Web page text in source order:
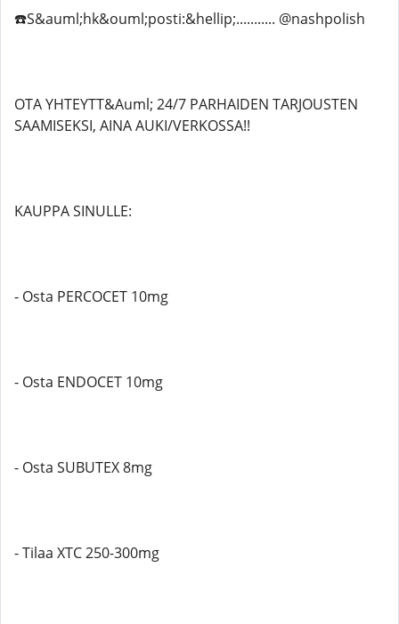
☎️S&auml;hk&ouml;posti:&hellip;........... @nashpolish
OTA YHTEYTT&Auml; 24/7 PARHAIDEN TARJOUSTEN
SAAMISEKSI, AINA AUKI/VERKOSSA!!
KAUPPA SINULLE:
- Osta PERCOCET 10mg
- Osta ENDOCET 10mg
- Osta SUBUTEX 8mg
- Tilaa XTC 250-300mg